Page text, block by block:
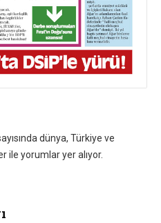
dünya, Türkiye ve
ile yorumlar yer alıyor.